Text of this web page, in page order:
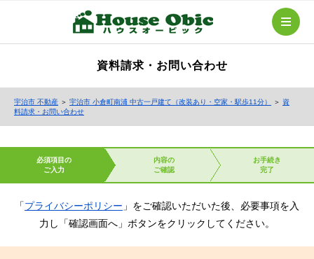
資料請求・お問い合わせ
宇治市 不動産 ＞ 宇治市 小倉町南浦 中古一戸建て（改装あり・空家・駅歩11分） ＞ 資
料請求・お問い合わせ
必須項目の
ご入力
内容の
ご確認
お手続き
完了
「プライバシーポリシー 」をご確認いただいた後、必要事項を入
力し「確認画面へ」ボタンをクリックしてください。